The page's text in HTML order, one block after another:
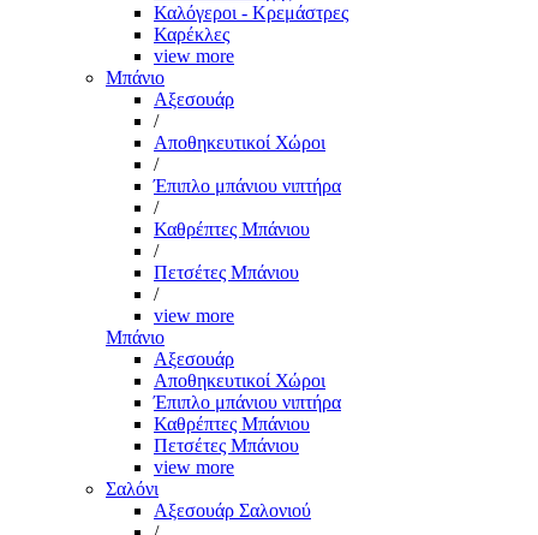
Καλόγεροι - Κρεμάστρες
Καρέκλες
view more
Μπάνιο
Αξεσουάρ
/
Αποθηκευτικοί Χώροι
/
Έπιπλο μπάνιου νιπτήρα
/
Καθρέπτες Μπάνιου
/
Πετσέτες Μπάνιου
/
view more
Μπάνιο
Αξεσουάρ
Αποθηκευτικοί Χώροι
Έπιπλο μπάνιου νιπτήρα
Καθρέπτες Μπάνιου
Πετσέτες Μπάνιου
view more
Σαλόνι
Αξεσουάρ Σαλονιού